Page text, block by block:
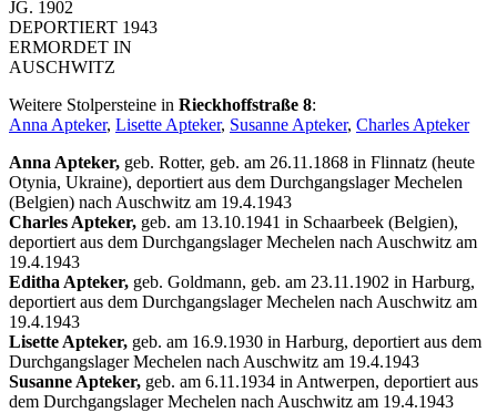
JG. 1902
DEPORTIERT 1943
ERMORDET IN
AUSCHWITZ
Weitere Stolpersteine in Rieckhoffstraße 8:
Anna Apteker, Lisette Apteker, Susanne Apteker, Charles Apteker
Anna Apteker, geb. Rotter, geb. am 26.11.1868 in Flinnatz (heute
Otynia, Ukraine), deportiert aus dem Durchgangslager Mechelen
(Belgien) nach Auschwitz am 19.4.1943
Charles Apteker, geb. am 13.10.1941 in Schaarbeek (Belgien),
deportiert aus dem Durchgangslager Mechelen nach Auschwitz am
19.4.1943
Editha Apteker, geb. Goldmann, geb. am 23.11.1902 in Harburg,
deportiert aus dem Durchgangslager Mechelen nach Auschwitz am
19.4.1943
Lisette Apteker, geb. am 16.9.1930 in Harburg, deportiert aus dem
Durchgangslager Mechelen nach Auschwitz am 19.4.1943
Susanne Apteker, geb. am 6.11.1934 in Antwerpen, deportiert aus
dem Durchgangslager Mechelen nach Auschwitz am 19.4.1943